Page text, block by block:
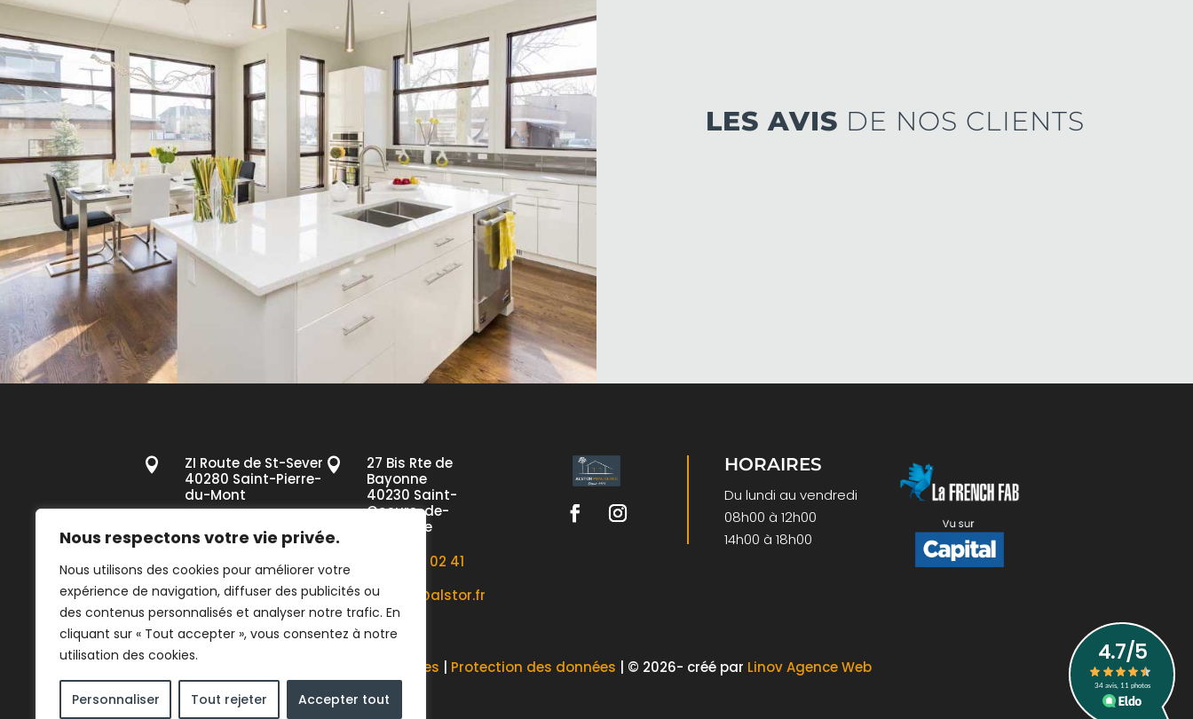
Nous respectons votre vie privée.
Nous utilisons des cookies pour améliorer votre
expérience de navigation, diffuser des publicités ou
des contenus personnalisés et analyser notre trafic. En
cliquant sur « Tout accepter », vous consentez à notre
utilisation des cookies.
Personnaliser Tout rejeter Accepter tout
LES AVIS DE NOS CLIENTS

ZI Route de St-Sever
40280 Saint-Pierre-
du-Mont

05 58 06 57 50
 accueil@alstor.fr

27 Bis Rte de
Bayonne
40230 Saint-
Geours-de-
Maremne

05 58 97 02 41
 accueil@alstor.fr
HORAIRES
Du lundi au vendredi
08h00 à 12h00
14h00 à 18h00
Mentions légales | Protection des données | © 2026- créé par Linov Agence Web